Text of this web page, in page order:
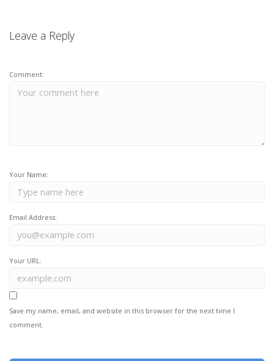
Leave a Reply
Comment:
Your Name:
Email Address:
Your URL:
Save my name, email, and website in this browser for the next time I
comment.